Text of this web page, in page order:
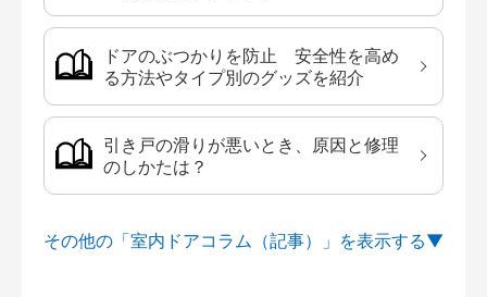
ドアのぶつかりを防止 安全性を高め
る方法やタイプ別のグッズを紹介
引き戸の滑りが悪いとき、原因と修理
のしかたは？
その他の「室内ドアコラム（記事）」を